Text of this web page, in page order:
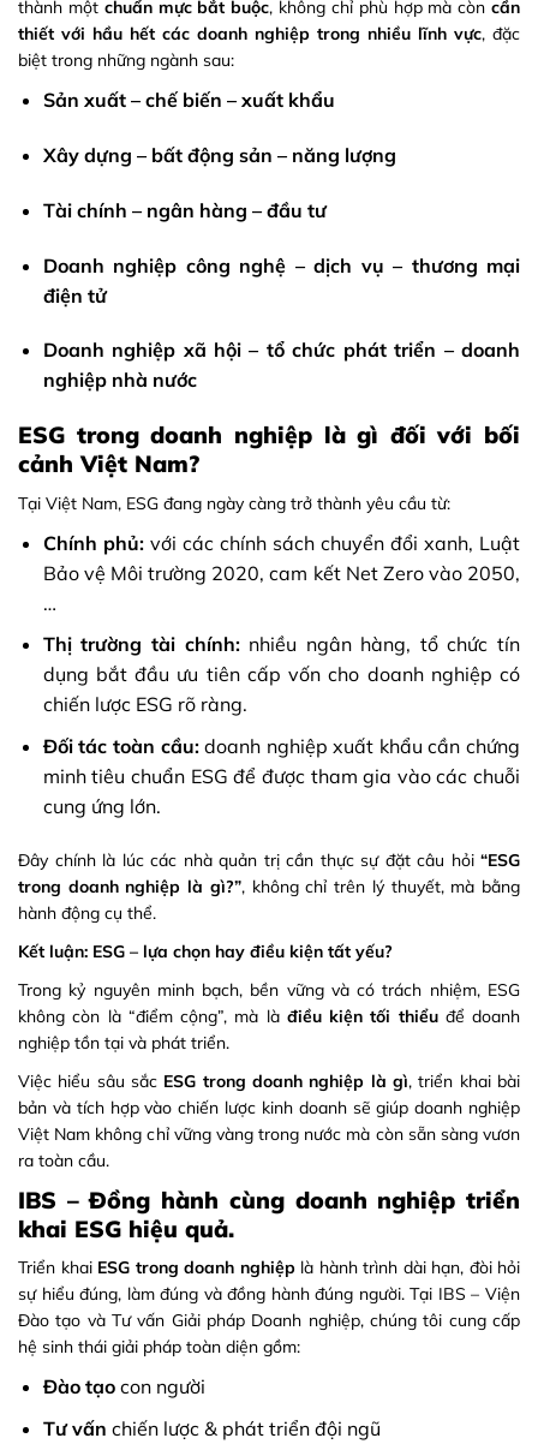
thành một chuẩn mực bắt buộc, không chỉ phù hợp mà còncần
thiết với hầu hết các doanh nghiệp trong nhiều lĩnh vực, đặc
biệt trong những ngành sau:
Sản xuất – chế biến – xuất khẩu
Xây dựng – bất động sản – năng lượng
Tài chính – ngân hàng – đầu tư
Doanh nghiệp công nghệ – dịch vụ – thương mại
điện tử
Doanh nghiệp xã hội – tổ chức phát triển – doanh
nghiệp nhà nước
ESG trong doanh nghiệp là gì đối với bối
cảnh Việt Nam?
Tại Việt Nam, ESG đang ngày càng trở thành yêu cầu từ:
Chính phủ:với các chính sách chuyển đổi xanh, Luật
Bảo vệ Môi trường 2020, cam kết Net Zero vào 2050,
…
Thị trường tài chính:nhiều ngân hàng, tổ chức tín
dụng bắt đầu ưu tiên cấp vốn cho doanh nghiệp có
chiến lược ESG rõ ràng.
Đối tác toàn cầu:doanh nghiệp xuất khẩu cần chứng
minh tiêu chuẩn ESG để được tham gia vào các chuỗi
cung ứng lớn.
Đây chính là lúc các nhà quản trị cần thực sự đặt câu hỏi “ESG
trong doanh nghiệp là gì?”, không chỉ trên lý thuyết, mà bằng
hành động cụ thể.
Kết luận: ESG – lựa chọn hay điều kiện tất yếu?
Trong kỷ nguyên minh bạch, bền vững và có trách nhiệm, ESG
không còn là “điểm cộng”, mà là điều kiện tối thiểuđể doanh
nghiệp tồn tại và phát triển.
Việc hiểu sâu sắc ESG trong doanh nghiệp là gì, triển khai bài
bản và tích hợp vào chiến lược kinh doanh sẽ giúp doanh nghiệp
Việt Nam không chỉ vững vàng trong nước mà còn sẵn sàng vươn
ra toàn cầu.
IBS – Đồng hành cùng doanh nghiệp triển
khai ESG hiệu quả.
Triển khai ESG trong doanh nghiệplà hành trình dài hạn, đòi hỏi
sự hiểu đúng, làm đúng và đồng hành đúng người. Tại IBS – Viện
Đào tạo và Tư vấn Giải pháp Doanh nghiệp, chúng tôi cung cấp
hệ sinh thái giải pháp toàn diện gồm:
Đào tạocon người
Tư vấn chiến lược & phát triển đội ngũ